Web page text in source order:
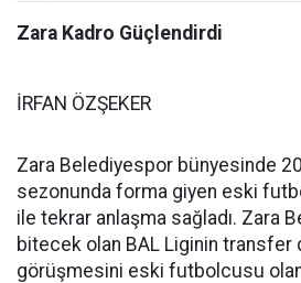
Zara Kadro Güçlendirdi
İRFAN ÖZŞEKER
Zara Belediyespor bünyesinde
sezonunda forma giyen eski
ile tekrar anlaşma sağladı. Zara
bitecek olan BAL Liginin transfer
görüşmesini eski futbolcusu